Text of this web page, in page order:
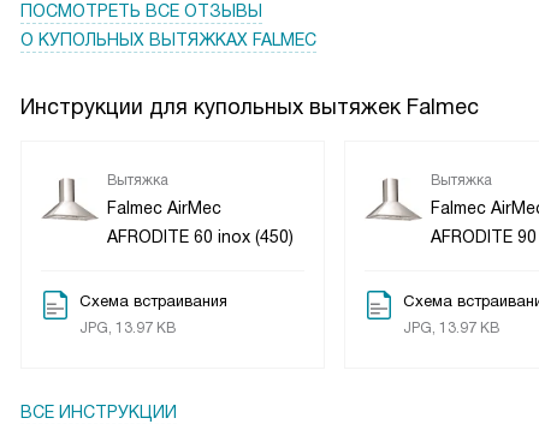
мою кухню!
ПОСМОТРЕТЬ ВСЕ ОТЗЫВЫ
О КУПОЛЬНЫХ ВЫТЯЖКАХ FALMEC
Инструкции для купольных вытяжек Falmec
Вытяжка
Falmec AirMec
AFRODITE 60 inox (450)
Схема встраивания
JPG, 13.97 KB
Вытяжка
Falmec
AFRODITE
Схема
JPG, 13.97 KB
ВСЕ ИНСТРУКЦИИ